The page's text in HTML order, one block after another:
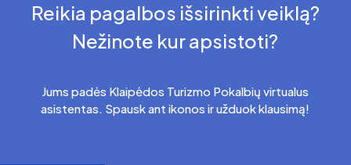
Reikia pagalbos išsirinkti veiklą?
Nežinote kur apsistoti?
Jums padės Klaipėdos Turizmo Pokalbių virtualus
asistentas. Spausk ant ikonos ir užduok klausimą!